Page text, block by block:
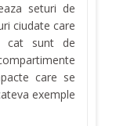
seturi de
ciudate care
cat sunt de
care se
exemple